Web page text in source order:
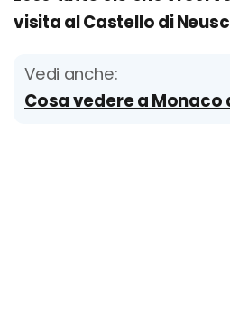
visita al Castello di
Vedi anche:
Cosa vedere a Monaco